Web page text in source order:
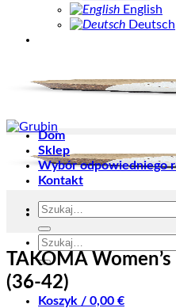
English
Deutsch
Szukaj:
Koszyk / 0,00 €
Dom
Sklep
Wybór odpowiedniego
Kontakt
Szukaj:
TAKOMA
(36-42)